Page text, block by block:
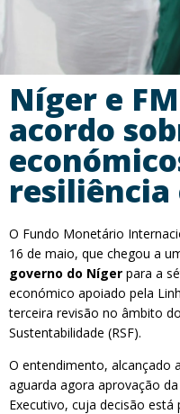
Níger e
acordo
O Fundo Monetário
16 de maio, que chegou a
governo do Níger para a
económico apoiado pela
terceira revisão no âmbito
Sustentabilidade (RSF).
O entendimento, alcançado
aguarda agora aprovação
Executivo, cuja decisão está